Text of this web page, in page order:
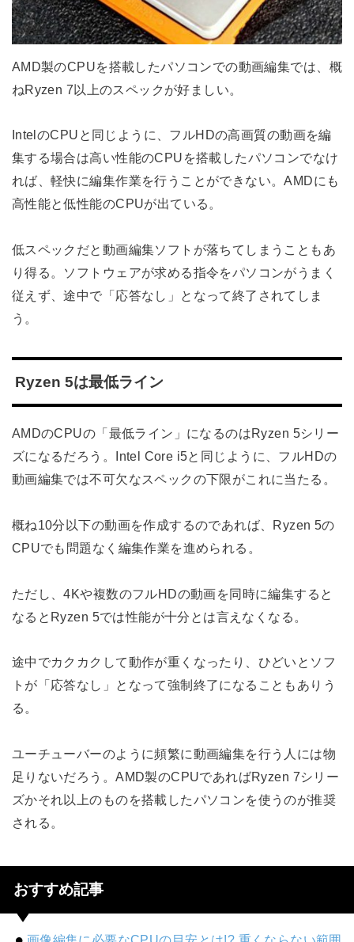
AMD製のCPUを搭載したパソコンでの動画編集では、概
ねRyzen 7以上のスペックが好ましい。
IntelのCPUと同じように、フルHDの高画質の動画を編
集する場合は高い性能のCPUを搭載したパソコンでなけ
れば、軽快に編集作業を行うことができない。AMDにも
高性能と低性能のCPUが出ている。
低スペックだと動画編集ソフトが落ちてしまうこともあ
り得る。ソフトウェアが求める指令をパソコンがうまく
従えず、途中で「応答なし」となって終了されてしま
う。
Ryzen 5は最低ライン
AMDのCPUの「最低ライン」になるのはRyzen 5シリー
ズになるだろう。Intel Core i5と同じように、フルHDの
動画編集では不可欠なスペックの下限がこれに当たる。
概ね10分以下の動画を作成するのであれば、Ryzen 5の
CPUでも問題なく編集作業を進められる。
ただし、4Kや複数のフルHDの動画を同時に編集すると
なるとRyzen 5では性能が十分とは言えなくなる。
途中でカクカクして動作が重くなったり、ひどいとソフ
トが「応答なし」となって強制終了になることもありう
る。
ユーチューバーのように頻繁に動画編集を行う人には物
足りないだろう。AMD製のCPUであればRyzen 7シリー
ズかそれ以上のものを搭載したパソコンを使うのが推奨
される。
おすすめ記事